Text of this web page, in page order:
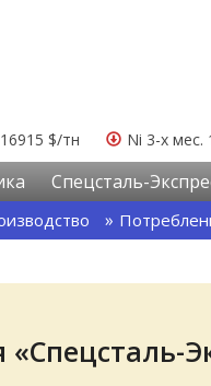
$/тн Ni 3-х мес.
Спецсталь-